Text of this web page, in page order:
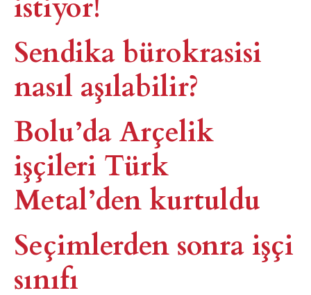
Sendika bürokrasisi
nasıl aşılabilir?
Bolu’da Arçelik
işçileri Türk
Metal’den kurtuldu
Seçimlerden sonra işçi
sınıfı